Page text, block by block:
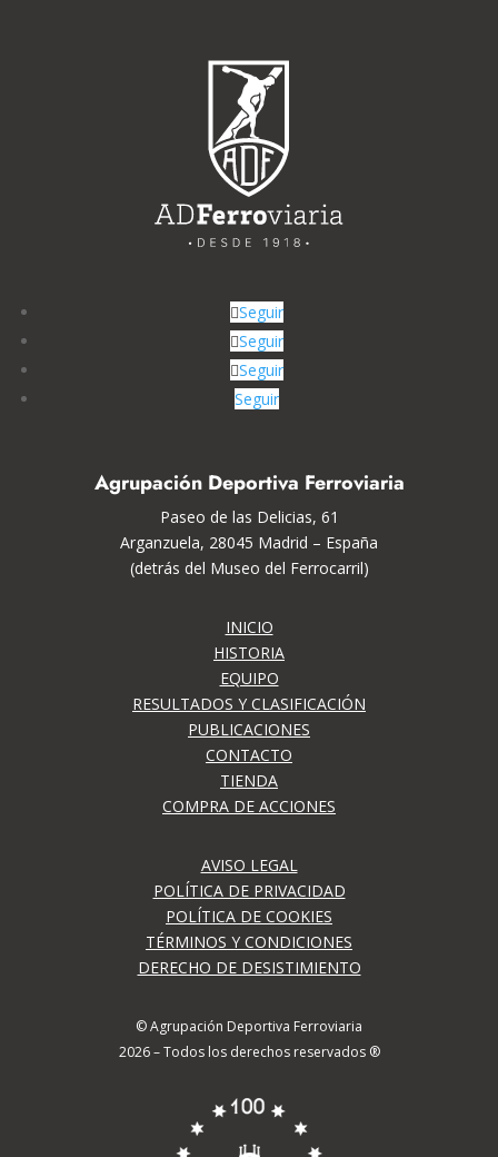
Seguir
Seguir
Seguir
Seguir
Agrupación Deportiva Ferroviaria
Paseo de las Delicias, 61
Arganzuela, 28045 Madrid – España
(detrás del Museo del Ferrocarril)
INICIO
HISTORIA
EQUIPO
RESULTADOS Y CLASIFICACIÓN
PUBLICACIONES
CONTACTO
TIENDA
COMPRA DE ACCIONES
AVISO LEGAL
POLÍTICA DE PRIVACIDAD
POLÍTICA DE COOKIES
TÉRMINOS Y CONDICIONES
DERECHO DE DESISTIMIENTO
© Agrupación Deportiva Ferroviaria
2026 – Todos los derechos reservados ®